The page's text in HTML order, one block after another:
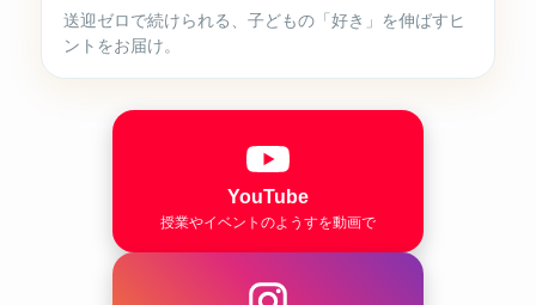
送迎ゼロで続けられる、子どもの「好き」を伸ばすヒ
ントをお届け。
YouTube
授業やイベントのようすを動画で